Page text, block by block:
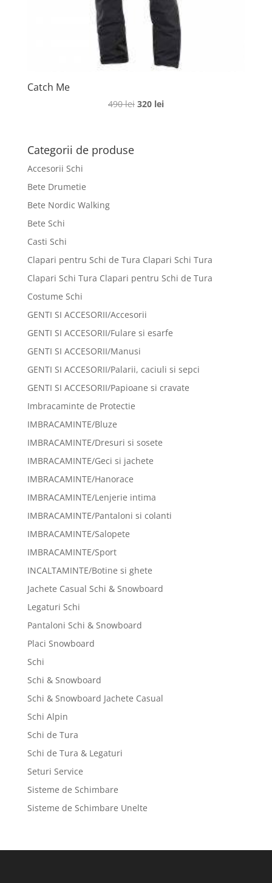
Catch Me
490lei Prețul
320 leiPrețul
Categorii de produse
Accesorii Schi
Bete Drumetie
Bete Nordic Walking
Bete Schi
Casti Schi
Clapari pentru Schi de Tura Clapari Schi Tura
Clapari Schi Tura Clapari pentru Schi de Tura
Costume Schi
GENTI SI ACCESORII/Accesorii
GENTI SI ACCESORII/Fulare si esarfe
GENTI SI ACCESORII/Manusi
GENTI SI ACCESORII/Palarii, caciuli si sepci
GENTI SI ACCESORII/Papioane si cravate
Imbracaminte de Protectie
IMBRACAMINTE/Bluze
IMBRACAMINTE/Dresuri si sosete
IMBRACAMINTE/Geci si jachete
IMBRACAMINTE/Hanorace
IMBRACAMINTE/Lenjerie intima
IMBRACAMINTE/Pantaloni si colanti
IMBRACAMINTE/Salopete
IMBRACAMINTE/Sport
INCALTAMINTE/Botine si ghete
Jachete Casual Schi & Snowboard
Legaturi Schi
Pantaloni Schi & Snowboard
Placi Snowboard
Schi
Schi & Snowboard
Schi & Snowboard Jachete Casual
Schi Alpin
Schi de Tura
Schi de Tura & Legaturi
Seturi Service
Sisteme de Schimbare
Sisteme de Schimbare Unelte